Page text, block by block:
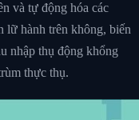
và tự động hóa các
lữ hành trên không, biến
nhập thụ động khổng
thực thụ.